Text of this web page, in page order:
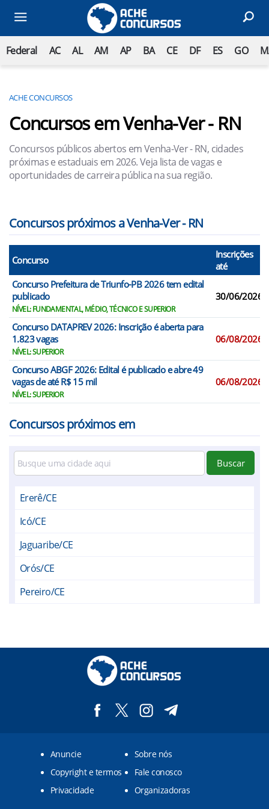
Federal AC AL AM AP BA CE DF ES GO
ACHE CONCURSOS
Concursos em Venha-Ver - RN
Concursos públicos abertos em Venha-Ver - RN, cidades
próximas e estaduais em 2026. Veja lista de vagas e
oportunidades de carreira pública na sua região.
Concursos próximos a Venha-Ver - RN
Concurso
Inscrições
até
Concurso Prefeitura de Triunfo-PB 2026 tem edital
publicado
NÍVEL: FUNDAMENTAL, MÉDIO, TÉCNICO E SUPERIOR
30/06/2026
Concurso DATAPREV 2026: Inscrição é aberta para
1.823 vagas
NÍVEL: SUPERIOR
06/08/2026
Concurso ABGF 2026: Edital é publicado e abre 49
vagas de até R$ 15 mil
NÍVEL: SUPERIOR
06/08/2026
Concursos próximos em
Buscar
Ererê/CE
Icó/CE
Jaguaribe/CE
Orós/CE
Pereiro/CE
Santa Cruz/PB
Santa Helena/PB
Anuncie
Sobre nós
Copyright e termos
Fale conosco
Privacidade
Organizadoras